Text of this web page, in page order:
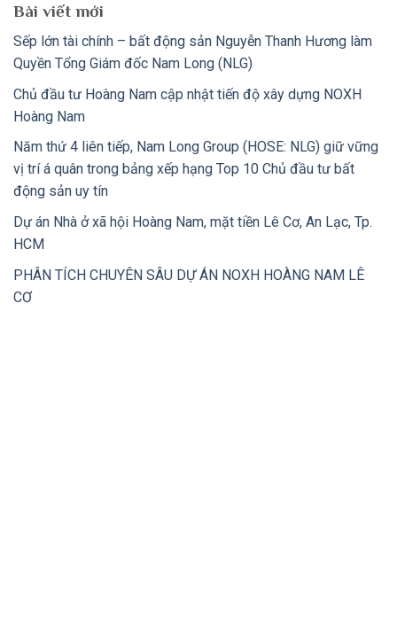
Bài viết mới
Sếp lớn tài chính – bất động sản Nguyễn Thanh Hương làm
Quyền Tổng Giám đốc Nam Long (NLG)
Chủ đầu tư Hoàng Nam cập nhật tiến độ xây dựng NOXH
Hoàng Nam
Năm thứ 4 liên tiếp, Nam Long Group (HOSE: NLG) giữ vững
vị trí á quân trong bảng xếp hạng Top 10 Chủ đầu tư bất
động sản uy tín
Dự án Nhà ở xã hội Hoàng Nam, mặt tiền Lê Cơ, An Lạc, Tp.
HCM
PHÂN TÍCH CHUYÊN SÂU DỰ ÁN NOXH HOÀNG NAM LÊ
CƠ